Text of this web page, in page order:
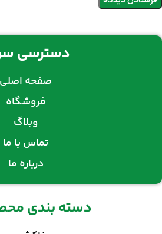
دسترسی
صفحه اصلی
فروشگاه
وبلاگ
تماس با ما
درباره ما
دسته بندی